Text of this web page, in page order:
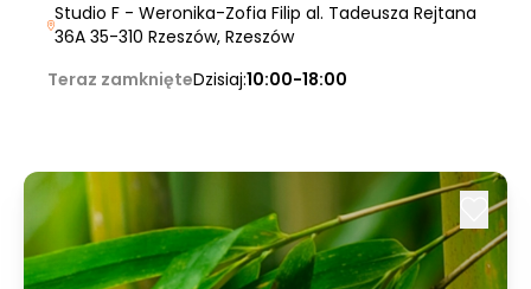
Studio F - Weronika-Zofia Filip al. Tadeusza Rejtana
36A 35-310 Rzeszów, Rzeszów
Teraz zamknięteDzisiaj:10:00-18:00